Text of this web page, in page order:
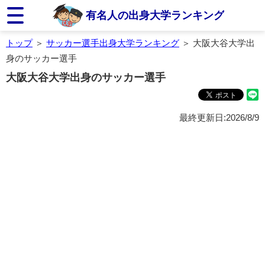
有名人の出身大学ランキング
トップ＞ サッカー選手出身大学ランキング ＞ 大阪大谷大学出
身のサッカー選手
大阪大谷大学出身のサッカー選手
最終更新日:2026/8/9